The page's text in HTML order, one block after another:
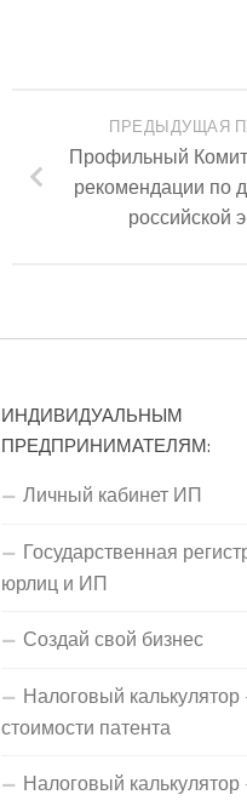
ПРЕДЫДУЩАЯ
Профильный
рекомендации по
российской
ИНДИВИДУАЛЬНЫМ
ПРЕДПРИНИМАТЕЛЯМ:
Личный кабинет ИП
Государственная
юрлиц и ИП
Создай свой бизнес
Налоговый
стоимости патента
Налоговый